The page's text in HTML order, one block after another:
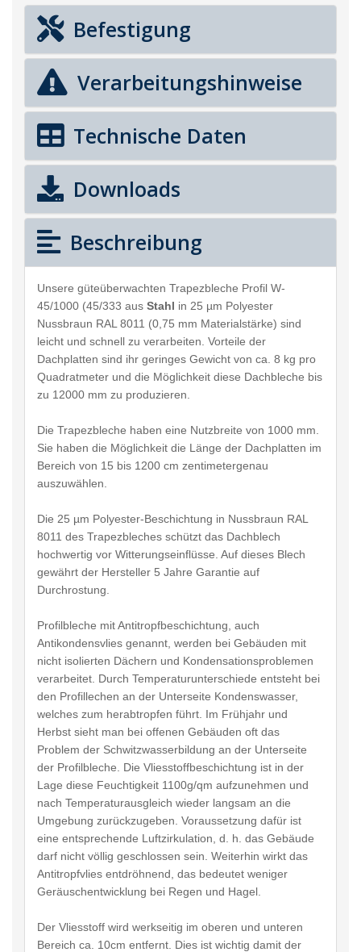
Befestigung
Verarbeitungshinweise
Technische Daten
Downloads
Beschreibung
Unsere güteüberwachten Trapezbleche Profil W-
45/1000 (45/333 aus Stahl in 25 µm Polyester
Nussbraun RAL 8011 (0,75 mm Materialstärke) sind
leicht und schnell zu verarbeiten. Vorteile der
Dachplatten sind ihr geringes Gewicht von ca. 8 kg pro
Quadratmeter und die Möglichkeit diese Dachbleche bis
zu 12000 mm zu produzieren.
Die Trapezbleche haben eine Nutzbreite von 1000 mm.
Sie haben die Möglichkeit die Länge der Dachplatten im
Bereich von 15 bis 1200 cm zentimetergenau
auszuwählen.
Die 25 µm Polyester-Beschichtung in Nussbraun RAL
8011 des Trapezbleches schützt das Dachblech
hochwertig vor Witterungseinflüsse. Auf dieses Blech
gewährt der Hersteller 5 Jahre Garantie auf
Durchrostung.
Profilbleche mit Antitropfbeschichtung, auch
Antikondensvlies genannt, werden bei Gebäuden mit
nicht isolierten Dächern und Kondensationsproblemen
verarbeitet. Durch Temperaturunterschiede entsteht bei
den Profillechen an der Unterseite Kondenswasser,
welches zum herabtropfen führt. Im Frühjahr und
Herbst sieht man bei offenen Gebäuden oft das
Problem der Schwitzwasserbildung an der Unterseite
der Profilbleche. Die Vliesstoffbeschichtung ist in der
Lage diese Feuchtigkeit 1100g/qm aufzunehmen und
nach Temperaturausgleich wieder langsam an die
Umgebung zurückzugeben. Voraussetzung dafür ist
eine entsprechende Luftzirkulation, d. h. das Gebäude
darf nicht völlig geschlossen sein. Weiterhin wirkt das
Antitropfvlies entdröhnend, das bedeutet weniger
Geräuschentwicklung bei Regen und Hagel.
Der Vliesstoff wird werkseitig im oberen und unteren
Bereich ca. 10cm entfernt. Dies ist wichtig damit der